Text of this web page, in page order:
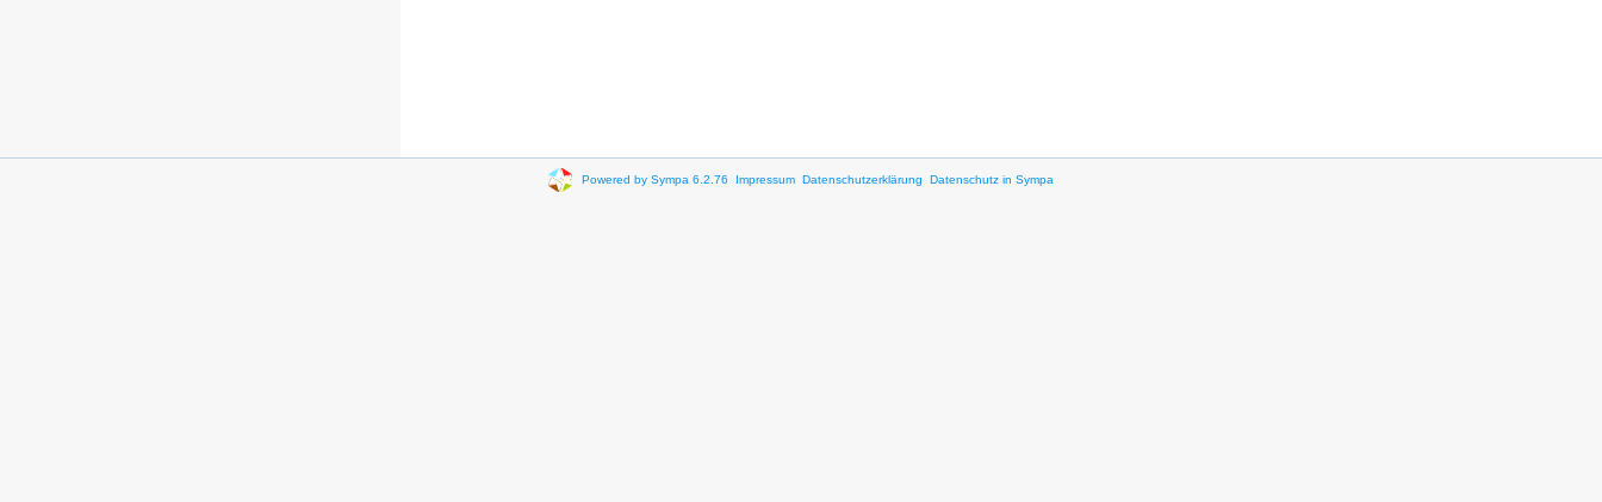
Powered by Sympa 6.2.76 Impressum Datenschutzerklärung Datenschutz in Sympa